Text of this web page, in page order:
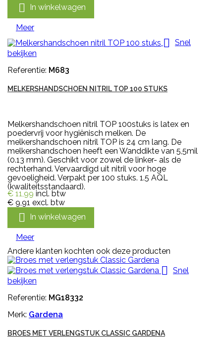
 In winkelwagen
Meer
 Snel
bekijken
Referentie: M683
MELKERSHANDSCHOEN NITRIL TOP 100 STUKS
Melkershandschoen nitril TOP 100stuks is latex en
poedervrij voor hygiënisch melken. De
melkershandschoen nitril TOP is 24 cm lang. De
melkershandschoen heeft een Wanddikte van 5,5mil
(0.13 mm). Geschikt voor zowel de linker- als de
rechterhand. Vervaardigd uit nitril voor hoge
gevoeligheid. Verpakt per 100 stuks. 1.5 AQL
(kwaliteitsstandaard).
€ 11,99 incl. btw
€ 9,91 excl. btw
 In winkelwagen
Meer
Andere klanten kochten ook deze producten

Snel
bekijken
Referentie: MG18332
Merk: Gardena
BROES MET VERLENGSTUK CLASSIC GARDENA